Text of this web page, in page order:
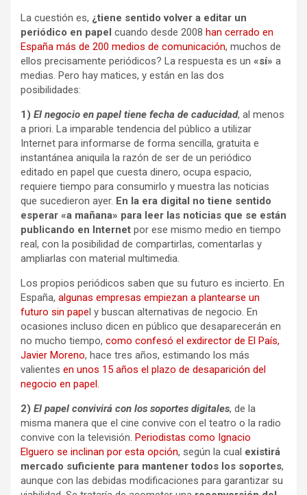
La cuestión es, ¿tiene sentido volver a editar un
periódico en papel cuando desde 2008 han cerrado en
España más de 200 medios de comunicación, muchos de
ellos precisamente periódicos? La respuesta es un «sí» a
medias. Pero hay matices, y están en las dos
posibilidades:
1) El negocio en papel tiene fecha de caducidad, al menos
a priori. La imparable tendencia del público a utilizar
Internet para informarse de forma sencilla, gratuita e
instantánea aniquila la razón de ser de un periódico
editado en papel que cuesta dinero, ocupa espacio,
requiere tiempo para consumirlo y muestra las noticias
que sucedieron ayer. En la era digital no tiene sentido
esperar «a mañana» para leer las noticias que se están
publicando en Internet por ese mismo medio en tiempo
real, con la posibilidad de compartirlas, comentarlas y
ampliarlas con material multimedia.
Los propios periódicos saben que su futuro es incierto. En
España, algunas empresas empiezan a plantearse un
futuro sin papel y buscan alternativas de negocio. En
ocasiones incluso dicen en público que desaparecerán en
no mucho tiempo, como confesó el exdirector de El País,
Javier Moreno, hace tres años, estimando los más
valientes en unos 15 años el plazo de desaparición del
negocio en papel.
2) El papel convivirá con los soportes digitales, de la
misma manera que el cine convive con el teatro o la radio
convive con la televisión. Periodistas como Ignacio
Elguero se inclinan por esta opción, según la cual existirá
mercado suficiente para mantener todos los soportes,
aunque con las debidas modificaciones para garantizar su